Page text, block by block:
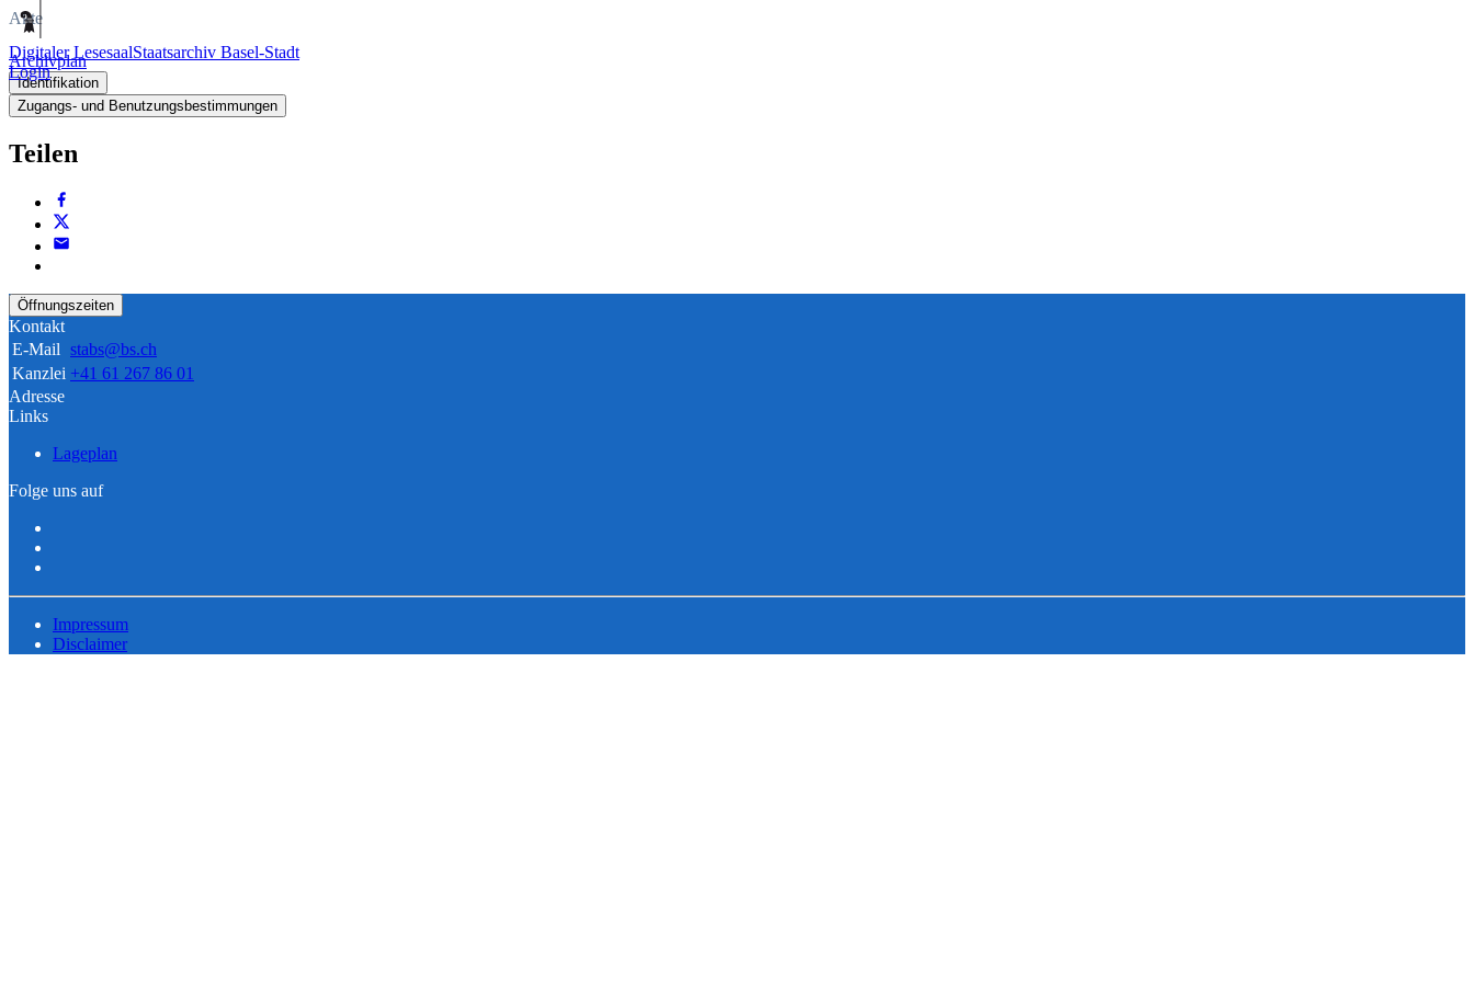
Digitaler LesesaalStaatsarchiv Basel-Stadt
Login
Akte
Archivplan
Identifikation
Zugangs- und Benutzungsbestimmungen
Teilen
Öffnungszeiten
Kontakt
E-Mail stabs@bs.ch
Kanzlei +41 61 267 86 01
Adresse
Links
Lageplan
Folge uns auf
Impressum
Disclaimer